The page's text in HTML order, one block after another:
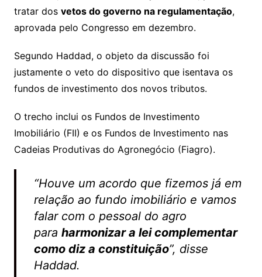
tratar dos vetos do governo na regulamentação,
aprovada pelo Congresso em dezembro.
Segundo Haddad, o objeto da discussão foi
justamente o veto do dispositivo que isentava os
fundos de investimento dos novos tributos.
O trecho inclui os Fundos de Investimento
Imobiliário (FII) e os Fundos de Investimento nas
Cadeias Produtivas do Agronegócio (Fiagro).
“Houve um acordo que fizemos já em
relação ao fundo imobiliário e vamos
falar com o pessoal do agro
para harmonizar a lei complementar
como diz a constituição”, disse
Haddad.